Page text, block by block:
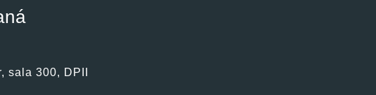
sala 300, DPII